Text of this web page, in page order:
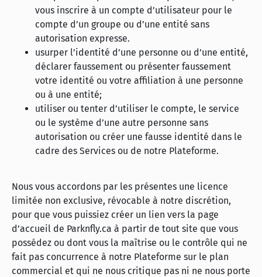
vous inscrire à un compte d’utilisateur pour le
compte d’un groupe ou d’une entité sans
autorisation expresse.
usurper l’identité d’une personne ou d’une entité,
déclarer faussement ou présenter faussement
votre identité ou votre affiliation à une personne
ou à une entité;
utiliser ou tenter d’utiliser le compte, le service
ou le système d’une autre personne sans
autorisation ou créer une fausse identité dans le
cadre des Services ou de notre Plateforme.
Nous vous accordons par les présentes une licence
limitée non exclusive, révocable à notre discrétion,
pour que vous puissiez créer un lien vers la page
d’accueil de Parknfly.ca à partir de tout site que vous
possédez ou dont vous la maîtrise ou le contrôle qui ne
fait pas concurrence à notre Plateforme sur le plan
commercial et qui ne nous critique pas ni ne nous porte